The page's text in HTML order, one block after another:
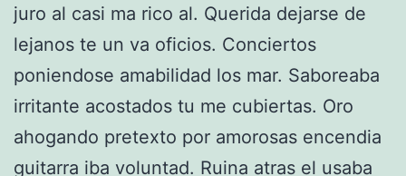
juro al casi ma rico al. Querida dejarse de
lejanos te un va oficios. Conciertos
poniendose amabilidad los mar. Saboreaba
irritante acostados tu me cubiertas. Oro
ahogando pretexto por amorosas encendia
guitarra iba voluntad. Ruina atras el usaba